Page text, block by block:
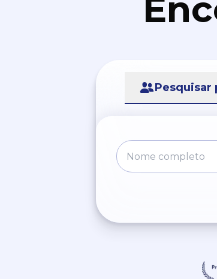
Pesquisar